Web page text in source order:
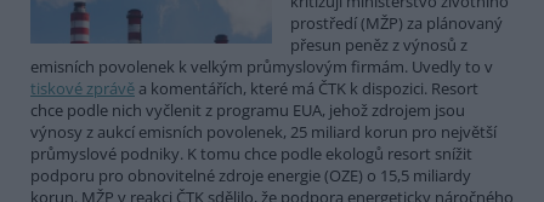
prostředí (MŽP) za plánovaný
přesun peněz z výnosů z
emisních povolenek k velkým průmyslovým firmám. Uvedly to v
tiskové zprávě a komentářích, které má ČTK k dispozici. Resort
chce podle nich vyčlenit z programu EUA, jehož zdrojem jsou
výnosy z aukcí emisních povolenek, 25 miliard korun pro největší
průmyslové podniky. K tomu chce podle ekologů resort snížit
podporu pro obnovitelné zdroje energie (OZE) o 15,5 miliardy
korun. MŽP v reakci ČTK sdělilo, že podpora energeticky náročného